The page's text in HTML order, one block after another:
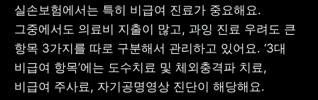
실손보험에서는 특히 비급여 진료가 중요해요.
그중에서도 의료비 지출이 많고, 과잉 진료 우려도 큰
항목 3가지를 따로 구분해서 관리하고 있어요. ‘3대
비급여 항목’에는 도수치료 및 체외충격파 치료,
비급여 주사료, 자기공명영상 진단이 해당해요.